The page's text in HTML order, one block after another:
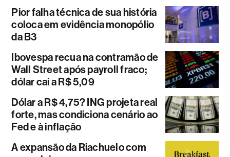
Pior falha técnica de sua história
coloca em evidência monopólio
da B3
Ibovespa recua na contramão de
Wall Street após payroll fraco;
dólar cai a R$ 5,09
Dólar a R$ 4,75? ING projeta real
forte, mas condiciona cenário ao
Fed e à inflação
A expansão da Riachuelo com